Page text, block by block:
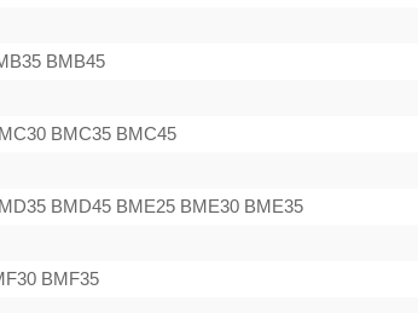
BMB45
BMC35 BMC45
BMD45 BME25 BME30 BME35
BMF35